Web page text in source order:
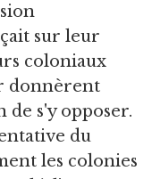
sur leur
coloniaux
donnèrent
s'y opposer.
du
les colonies